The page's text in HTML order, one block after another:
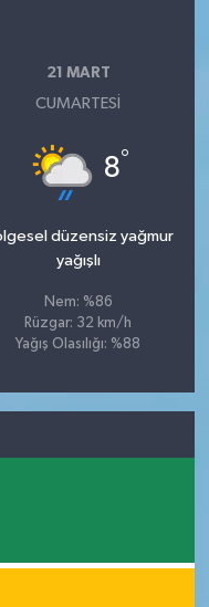
21 MART
CUMARTESI
8°
düzensiz yağmur
yağışlı
Nem: %86
Rüzgar: 32 km/h
Yağış Olasılığı: %88